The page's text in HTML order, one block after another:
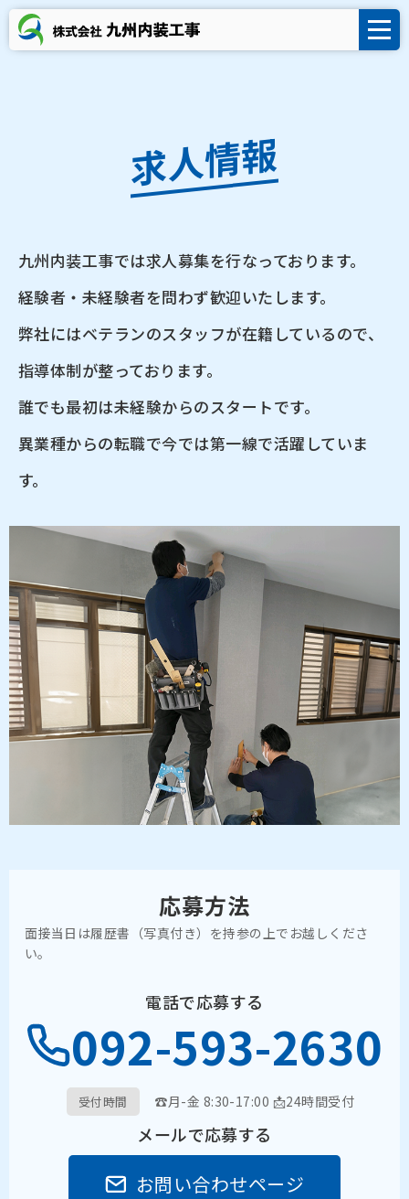
求人情報
九州内装工事では求人募集を行なっております。
経験者・未経験者を問わず歓迎いたします。
弊社にはベテランのスタッフが在籍しているので、
指導体制が整っております。
誰でも最初は未経験からのスタートです。
異業種からの転職で今では第一線で活躍していま
す。
応募方法
面接当日は履歴書（写真付き）を持参の上でお越しくださ
い。
電話で応募する
092-593-2630
受付時間 ☎月-金 8:30-17:00 📩24時間受付
メールで応募する
お問い合わせページ